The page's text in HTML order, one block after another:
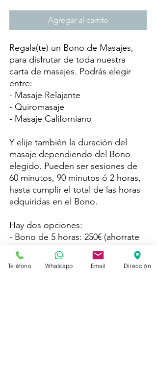
Agregar al carrito
Regala(te) un Bono de Masajes,
para disfrutar de toda nuestra
carta de masajes. Podrás elegir
entre:
- Masaje Relajante
- Quiromasaje
- Masaje Californiano
Y elije también la duración del
masaje dependiendo del Bono
elegido. Pueden ser sesiones de
60 minutos, 90 minutos ó 2 horas,
hasta cumplir el total de las horas
adquiridas en el Bono.
Hay dos opciones:
- Bono de 5 horas: 250€ (ahorrate
25€)
- Bono de 10 horas: 495€ (ahorrate
Teléfono Whatsapp Email Dirección